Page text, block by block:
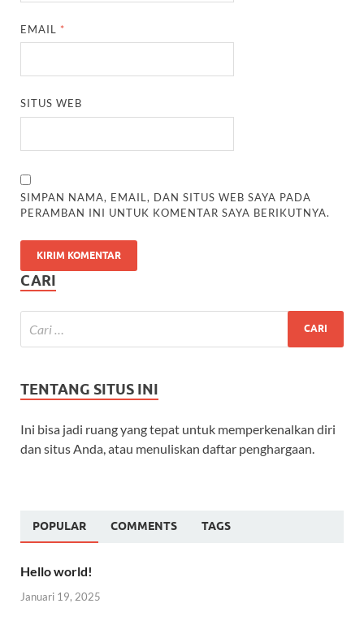
EMAIL *
SITUS WEB
SIMPAN NAMA, EMAIL, DAN SITUS WEB SAYA PADA
PERAMBAN INI UNTUK KOMENTAR SAYA BERIKUTNYA.
CARI
TENTANG SITUS INI
Ini bisa jadi ruang yang tepat untuk memperkenalkan diri
dan situs Anda, atau menuliskan daftar penghargaan.
POPULAR COMMENTS TAGS
Hello world!
Januari 19, 2025